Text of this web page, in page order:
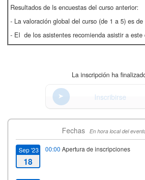
Resultados de ls encuestas del curso anterior:
- La valoración global del curso (de 1 a 5) es de
- El de los asistentes recomienda asistir a este
La inscripción ha
Inscribirse
Fechas En hora local del
Sep '23
18
00:00 Apertura de inscripciones